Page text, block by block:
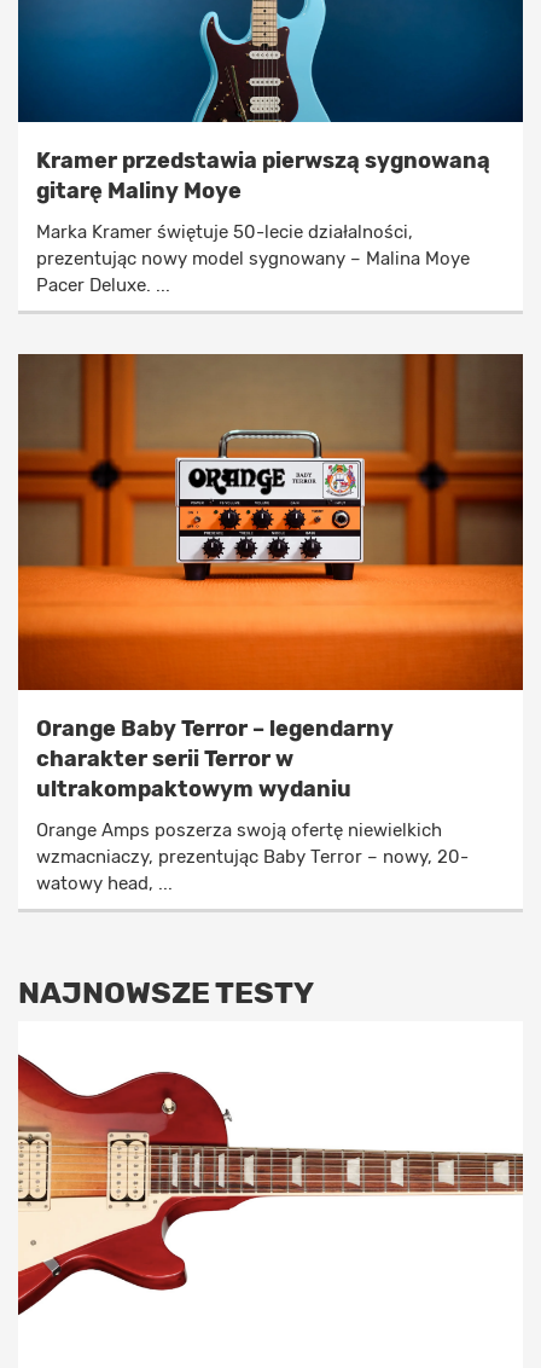
Kramer przedstawia pierwszą sygnowaną
gitarę Maliny Moye
Marka Kramer świętuje 50-lecie działalności,
prezentując nowy model sygnowany – Malina Moye
Pacer Deluxe. ...
Orange Baby Terror – legendarny
charakter serii Terror w
ultrakompaktowym wydaniu
Orange Amps poszerza swoją ofertę niewielkich
wzmacniaczy, prezentując Baby Terror – nowy, 20-
watowy head, ...
NAJNOWSZE TESTY